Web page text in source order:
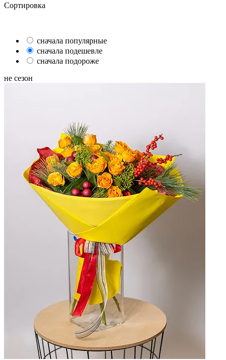
Сортировка
сначала популярные
сначала подешевле
сначала подороже
не сезон